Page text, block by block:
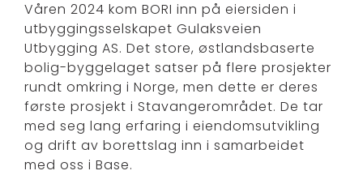
Våren 2024 kom BORI inn på eiersiden i
utbyggingsselskapet Gulaksveien
Utbygging AS. Det store, østlandsbaserte
bolig-byggelaget satser på flere prosjekter
rundt omkring i Norge, men dette er deres
første prosjekt i Stavangerområdet. De tar
med seg lang erfaring i eiendomsutvikling
og drift av borettslag inn i samarbeidet
med oss i Base.